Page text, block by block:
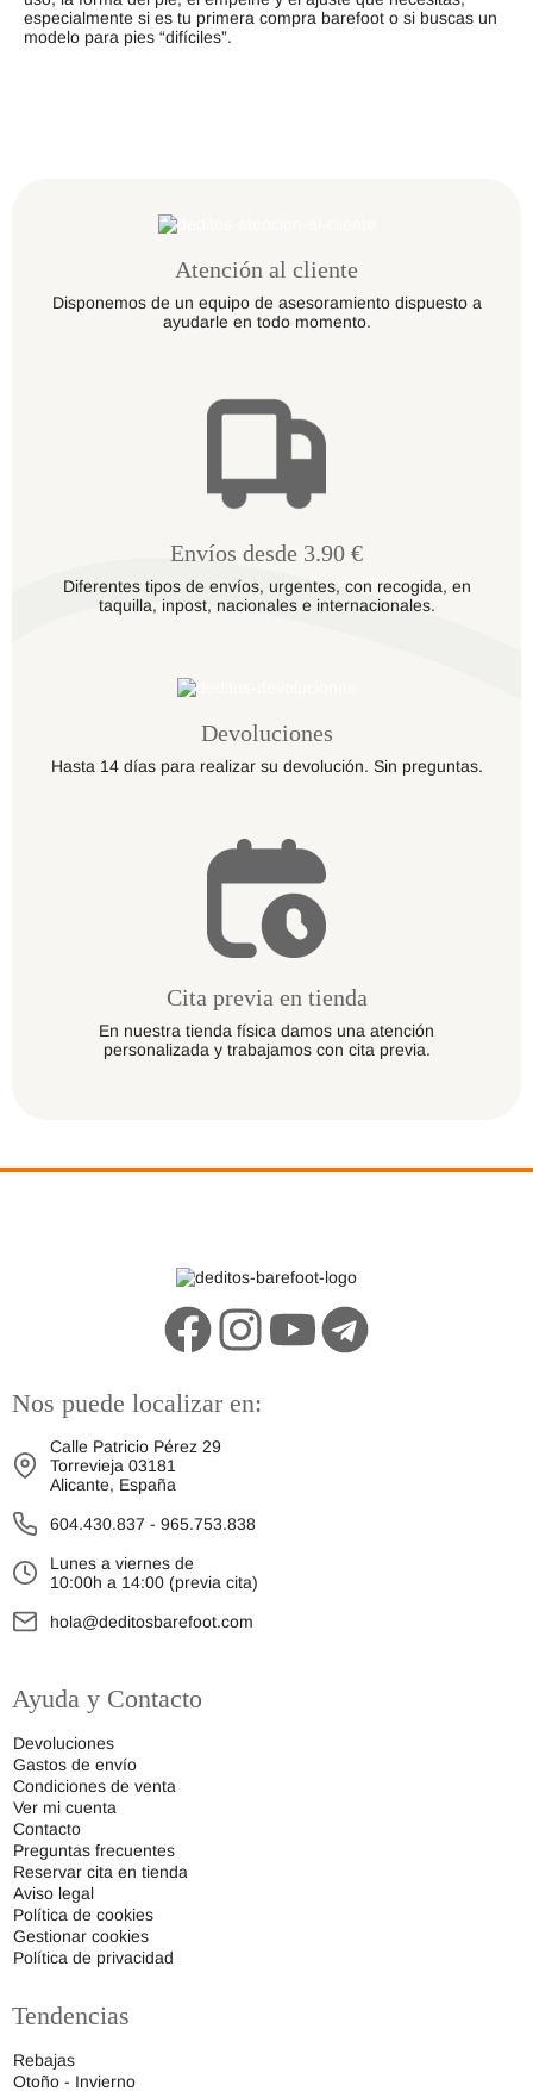
especialmente si es tu primera compra barefoot o si buscas un
modelo para pies “difíciles”.
Atención al cliente
Disponemos de un equipo de asesoramiento dispuesto a
ayudarle en todo momento.
Envíos desde 3.90 €
Diferentes tipos de envíos, urgentes, con recogida, en
taquilla, inpost, nacionales e internacionales.
Devoluciones
Hasta 14 días para realizar su devolución. Sin preguntas.
Cita previa en tienda
En nuestra tienda física damos una atención
personalizada y trabajamos con cita previa.
Nos puede localizar en:
Calle Patricio Pérez 29
Torrevieja 03181
Alicante, España
604.430.837 - 965.753.838
Lunes a viernes de
10:00h a 14:00 (previa cita)
hola@deditosbarefoot.com
Ayuda y Contacto
Devoluciones
Gastos de envío
Condiciones de venta
Ver mi cuenta
Contacto
Preguntas frecuentes
Reservar cita en tienda
Aviso legal
Política de cookies
Gestionar cookies
Política de privacidad
Tendencias
Rebajas
Otoño - Invierno